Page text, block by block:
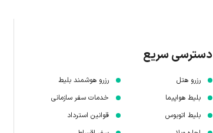
دسترسی سریع
رزرو هتل
بلیط هواپیما
بلیط اتوبوس
رزرو هوشمند بلیط
خدمات سفر سازمانی
قوانین استرداد